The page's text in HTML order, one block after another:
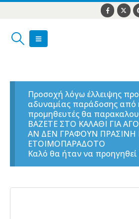
Προσοχή λόγω έλλειψης
αδυναμίας παράδοσης από
προμηθευτές θα
ΒΑΖΕΤΕ ΣΤΟ ΚΑΛΑΘΙ ΓΙΑ
ΑΝ ΔΕΝ ΓΡΑΦΟΥΝ ΠΡΑΣΙΝΗ
ΕΤΟΙΜΟΠΑΡΑΔΟΤΟ
Καλό θα ήταν να προηγηθεί